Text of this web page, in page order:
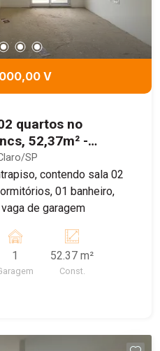
V
quartos no
52,37m² -
Claro/SP
SP
contendo sala 02
01 banheiro,
de garagem
1 52.37 m²
Const.